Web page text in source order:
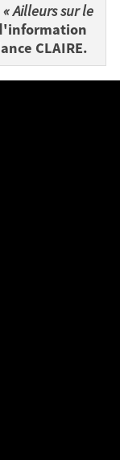
« Ailleurs sur le
CLAIRE.